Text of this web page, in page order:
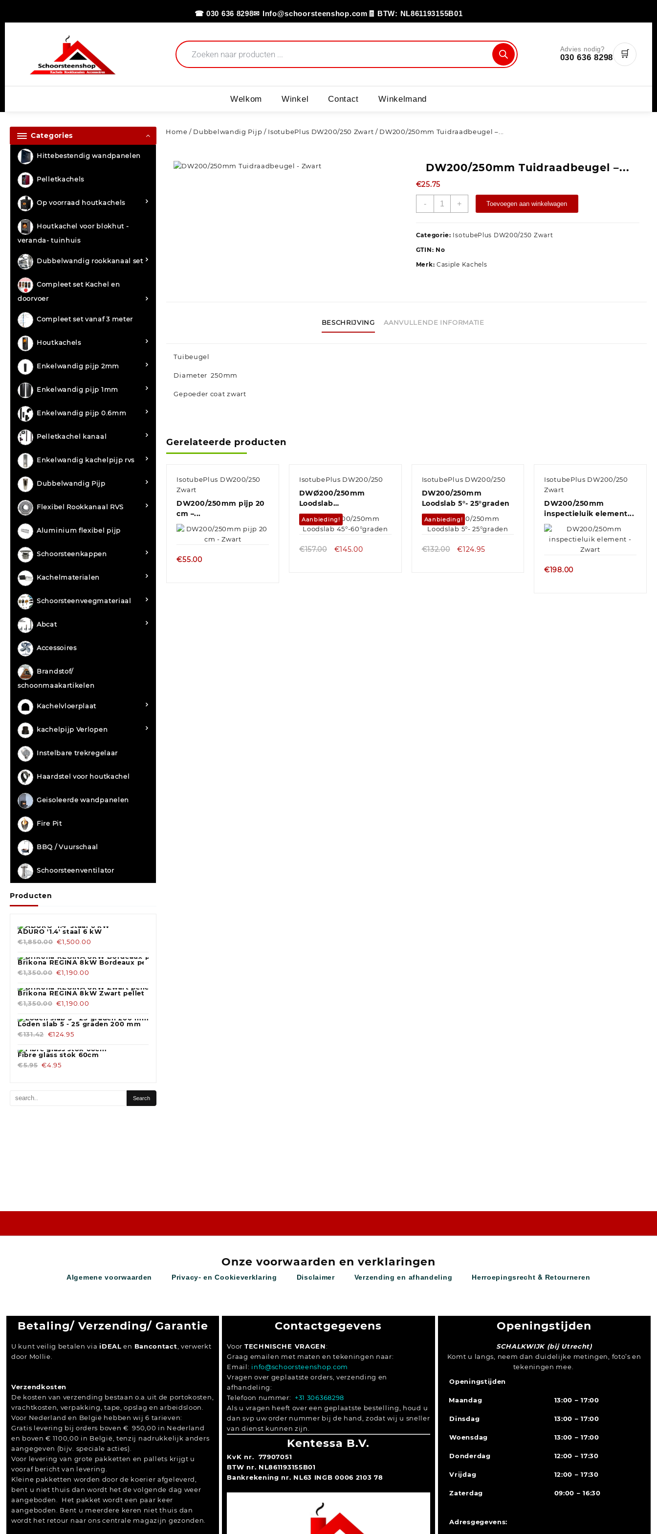
☎ 030 636 8298✉ Info@schoorsteenshop.com 🧾 BTW: NL861193155B01
Advies nodig?
030 636 8298 🛒
Welkom Winkel Contact Winkelmand
Categories
Hittebestendig wandpanelen
Pelletkachels
Op voorraad houtkachels
Houtkachel voor blokhut -
veranda- tuinhuis
Dubbelwandig rookkanaal set
Compleet set Kachel en
doorvoer
Compleet set vanaf 3 meter
Houtkachels
Enkelwandig pijp 2mm
Enkelwandig pijp 1mm
Enkelwandig pijp 0.6mm
Pelletkachel kanaal
Enkelwandig kachelpijp rvs
Dubbelwandig Pijp
Flexibel Rookkanaal RVS
Aluminium flexibel pijp
Schoorsteenkappen
Kachelmaterialen
Schoorsteenveegmateriaal
Abcat
Accessoires
Brandstof/
schoonmaakartikelen
Kachelvloerplaat
kachelpijp Verlopen
Instelbare trekregelaar
Haardstel voor houtkachel
Geisoleerde wandpanelen
Fire Pit
BBQ / Vuurschaal
Schoorsteenventilator
Producten
ADURO '1.4' staal 6 kW
€1,850.00 €1,500.00
Brikona REGINA 8kW Bordeaux pelletkachel
€1,350.00 €1,190.00
Brikona REGINA 8kW Zwart pelletkachel
€1,350.00 €1,190.00
Loden slab 5 - 25 graden 200 mm Blank
€131.42 €124.95
Fibre glass stok 60cm
€5.95 €4.95
Home / Dubbelwandig Pijp / IsotubePlus DW200/250 Zwart / DW200/250mm Tuidraadbeugel –...
DW200/250mm Tuidraadbeugel –...
€25.75
- + Toevoegen aan winkelwagen
Categorie: IsotubePlus DW200/250 Zwart
GTIN: No
Merk: Casiple Kachels
BESCHRIJVING AANVULLENDE INFORMATIE
Tuibeugel
Diameter 250mm
Gepoeder coat zwart
Gerelateerde producten
IsotubePlus DW200/250
Zwart
DW200/250mm pijp 20
cm –...
€55.00
IsotubePlus DW200/250
DWØ200/250mm
Loodslab
45°-60°graden
Aanbieding!
€157.00 €145.00
IsotubePlus DW200/250
DW200/250mm
Loodslab 5°- 25°graden
Aanbieding!
€132.00 €124.95
IsotubePlus DW200/250
Zwart
DW200/250mm
inspectieluik element...
€198.00
Onze voorwaarden en verklaringen
Algemene voorwaarden Privacy- en Cookieverklaring Disclaimer Verzending en afhandeling Herroepingsrecht & Retourneren
Betaling/ Verzending/ Garantie
U kunt veilig betalen viaiDEAL en Bancontact , verwerkt
door Mollie.
Verzendkosten
De kosten van verzending bestaan o.a.uit de portokosten,
vrachtkosten, verpakking, tape, opslag en arbeidsloon.
Voor Nederland en België hebben wij 6 tarieven:
Gratis levering bij orders boven € 950,00 in Nederland
en boven € 1100,00 in België, tenzij nadrukkelijk anders
aangegeven (bijv. speciale acties).
Voor levering van grote pakketten en pallets krijgt u
vooraf bericht van levering.
Kleine pakketten worden door de koerier afgeleverd,
bent u niet thuis dan wordt het de volgende dag weer
aangeboden. Het pakket wordt een paar keer
aangeboden. Bent u meerdere keren niet thuis dan
wordt het retour naar ons centrale magazijn gezonden.
Contactgegevens
Voor TECHNISCHE VRAGEN:
Graag emailen met maten en tekeningen naar:
Email: info@schoorsteenshop.com
Vragen over geplaatste orders, verzending en
afhandeling:
Telefoon nummer: +31 306368298
Als u vragen heeft over een geplaatste bestelling, houd u
dan svp uw order nummer bij de hand, zodat wij u sneller
van dienst kunnen zijn.
Kentessa B.V.
KvK nr. 77907051
BTW nr. NL861193155B01
Bankrekening nr. NL63 INGB 0006 2103 78
Openingstijden
SCHALKWIJK (bij Utrecht)
Komt u langs, neem dan duidelijke metingen, foto’s en
tekeningen mee.
Openingstijden
Maandag 13:00 – 17:00
Dinsdag 13:00 – 17:00
Woensdag 13:00 – 17:00
Donderdag 12:00 – 17:30
Vrijdag 12:00 – 17:30
Zaterdag 09:00 – 16:30
Adresgegevens: